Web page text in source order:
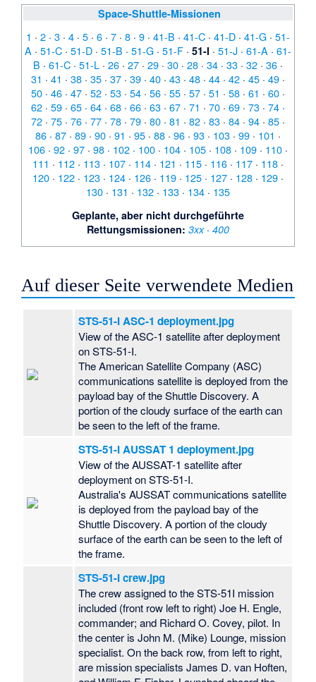
Space-Shuttle-Missionen
1 · 2· 3· 4· 5· 6· 7· 8· 9· 41-B · 41-C· 41-D· 41-G· 51-
A · 51-C· 51-D· 51-B · 51-G· 51-F· 51-I · 51-J· 61-A · 61-
B · 61-C· 51-L· 26· 27· 29· 30· 28· 34· 33· 32· 36·
31 · 41 · 38· 35· 37· 39· 40· 43· 48· 44· 42· 45· 49·
50· 46· 47· 52· 53· 54· 56· 55· 57· 51 · 58· 61 · 60·
62· 59· 65· 64· 68· 66· 63· 67· 71 · 70· 69· 73· 74·
72· 75· 76· 77· 78· 79· 80· 81 · 82· 83· 84· 94· 85·
86· 87· 89· 90· 91 · 95· 88· 96· 93· 103· 99· 101 ·
106· 92· 97· 98· 102· 100· 104· 105· 108· 109· 110·
111 · 112· 113· 107· 114· 121 · 115· 116· 117· 118·
120· 122· 123· 124· 126· 119· 125· 127· 128· 129·
130· 131 · 132· 133· 134· 135
Geplante, aber nicht durchgeführte
Rettungsmissionen: 3xx· 400
Auf dieser Seite verwendete Medien
STS-51-I ASC-1 deployment.jpg
View of the ASC-1 satellite after deployment
on STS-51-I.
The American Satellite Company (ASC)
communications satellite is deployed from the
payload bay of the Shuttle Discovery. A
portion of the cloudy surface of the earth can
be seen to the left of the frame.
STS-51-I AUSSAT 1 deployment.jpg
View of the AUSSAT-1 satellite after
deployment on STS-51-I.
Australia's AUSSAT communications satellite
is deployed from the payload bay of the
Shuttle Discovery. A portion of the cloudy
surface of the earth can be seen to the left of
the frame.
STS-51-I crew.jpg
The crew assigned to the STS-51I mission
included (front row left to right) Joe H. Engle,
commander; and Richard O. Covey, pilot. In
the center is John M. (Mike) Lounge, mission
specialist. On the back row, from left to right,
are mission specialists James D. van Hoften,